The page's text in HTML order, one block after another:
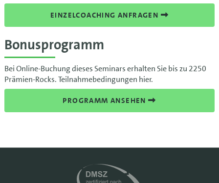
EINZELCOACHING ANFRAGEN
Bonusprogramm
Bei Online-Buchung dieses Seminars erhalten Sie bis zu 2250
Prämien-Rocks. Teilnahmebedingungen hier.
PROGRAMM ANSEHEN